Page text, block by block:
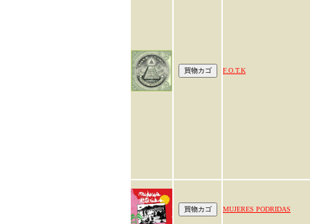
F.O.T.K
MUJERES PODRIDAS